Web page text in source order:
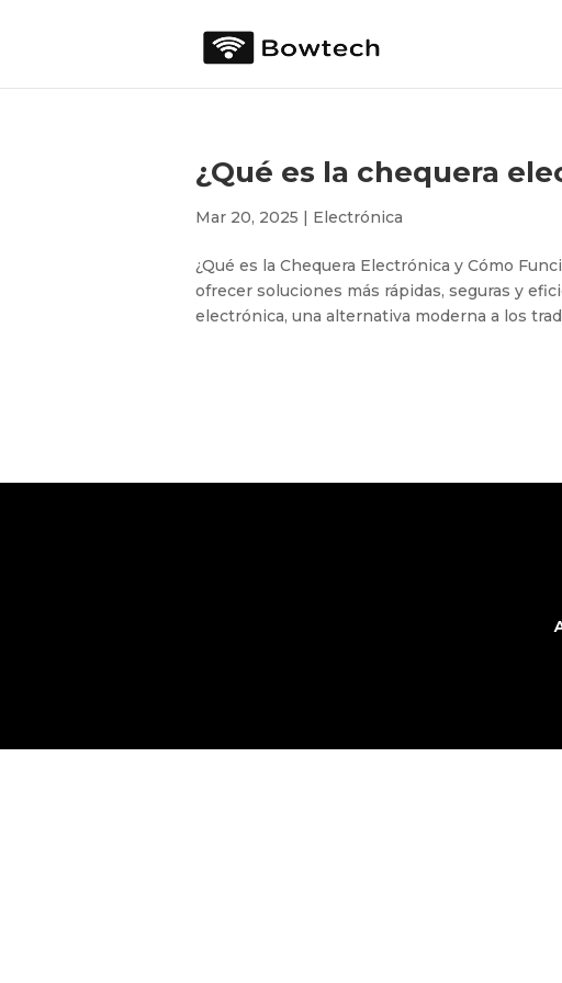
¿Qué es la chequera
Mar 20, 2025 | Electrónica
¿Qué es la Chequera Electrónica y Cómo
ofrecer soluciones más rápidas, seguras y
electrónica, una alternativa moderna a los